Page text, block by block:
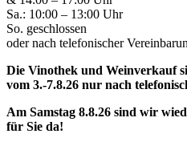
Sa.: 10:00 – 13:00 Uhr
So. geschlossen
oder nach telefonischer
Die Vinothek und Weinverkauf
vom 3.-7.8.26 nur nach
Am Samstag 8.8.26 sind wir
für Sie da!